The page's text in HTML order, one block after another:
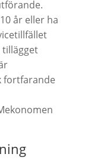
år eller ha
fortfarande